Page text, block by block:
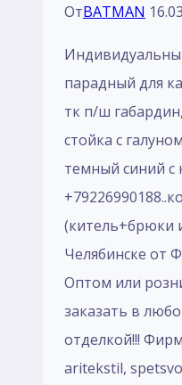
ОтBATMAN
парадный для
тк п/ш
стойка с
темный синий с
(китель+брюки
Челябинске от
Оптом или
заказать в
отделкой!!!
aritekstil,